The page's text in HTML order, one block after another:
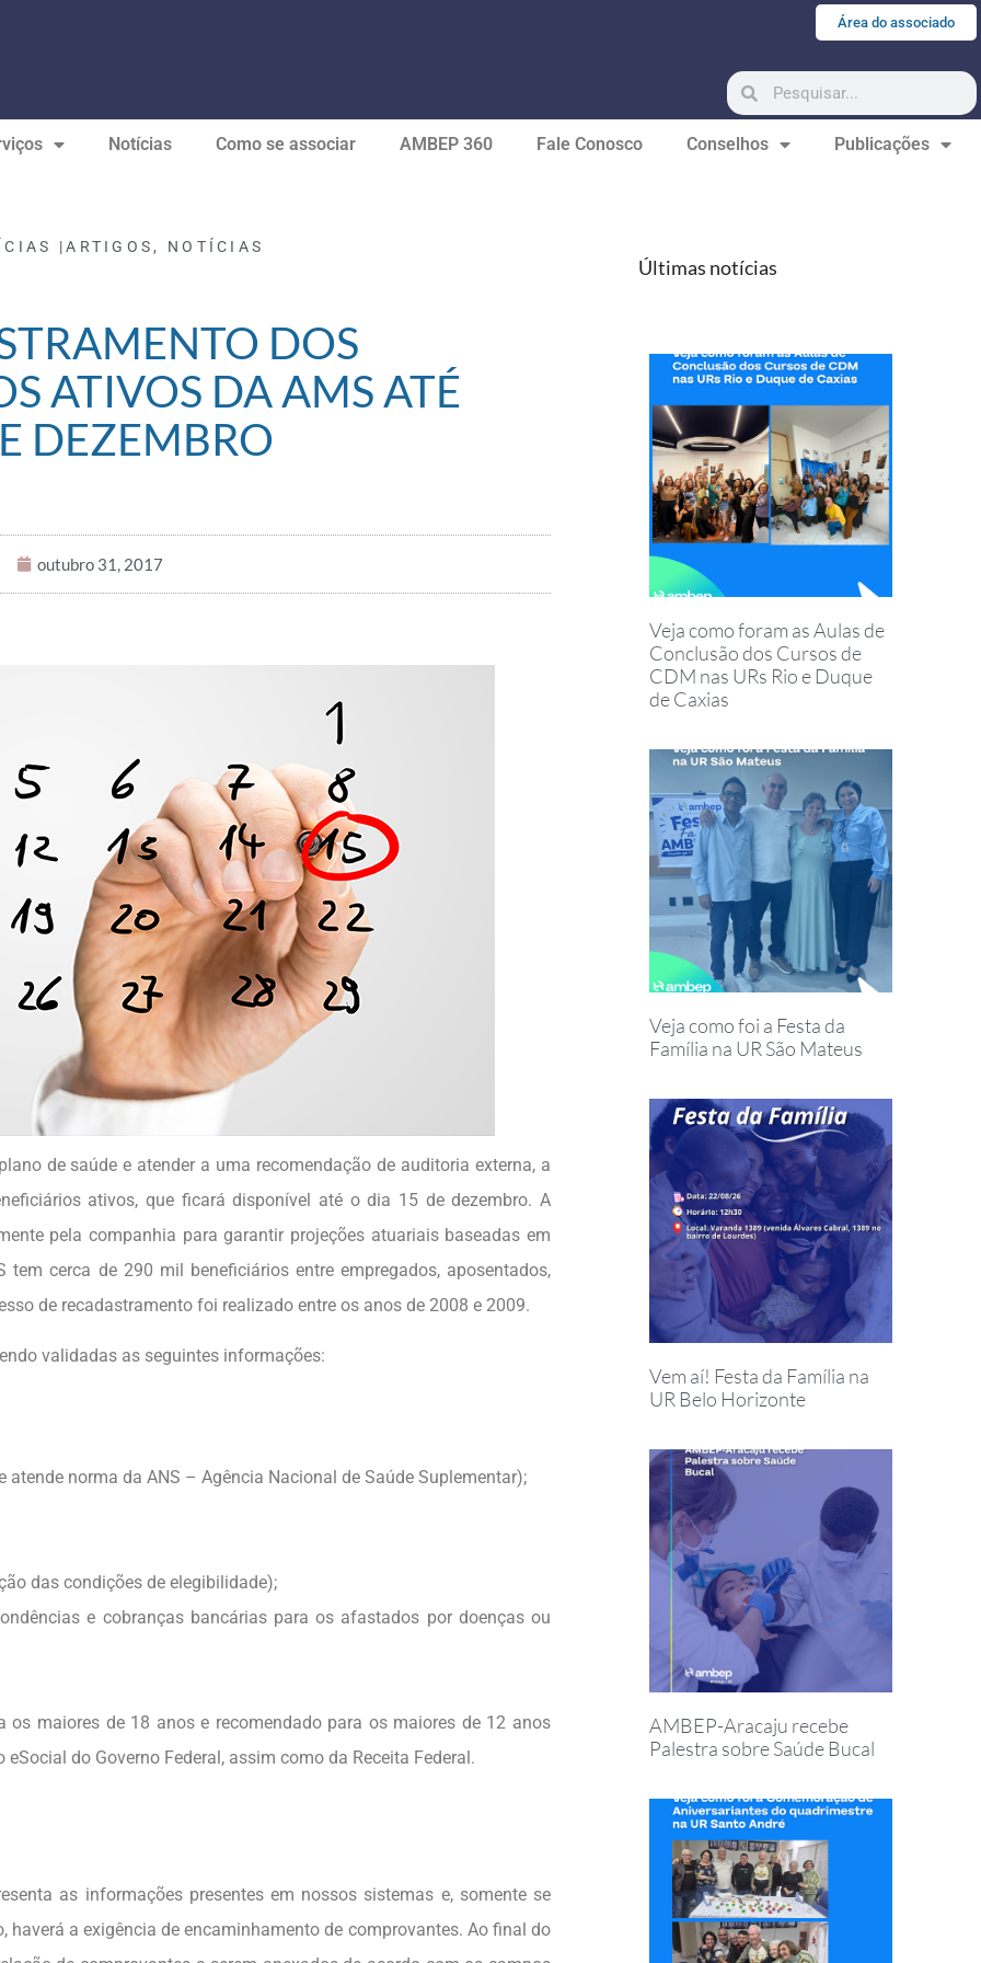
Área do associado
Notícias Como se associar AMBEP 360 Fale Conosco Conselhos Publicações
|ARTIGOS , NOTÍCIAS
DOS
ATIVOS DA AMS ATÉ
DEZEMBRO
outubro 31, 2017
de saúde e atender a uma recomendação de auditoria externa, a
ativos, que ficará disponível até o dia 15 de dezembro. A
pela companhia para garantir projeções atuariais baseadas em
cerca de 290 mil beneficiários entre empregados, aposentados,
de recadastramento foi realizado entre os anos de 2008 e 2009.
validadas as seguintes informações:
norma da ANS – Agência Nacional de Saúde Suplementar);
das condições de elegibilidade);
e cobranças bancárias para os afastados por doenças ou
maiores de 18 anos e recomendado para os maiores de 12 anos
do Governo Federal, assim como da Receita Federal.
as informações presentes em nossos sistemas e, somente se
a exigência de encaminhamento de comprovantes. Ao final do
Últimas notícias
Veja como foram as Aulas de
Conclusão dos Cursos de
CDM nas URs Rio e Duque
de Caxias
Veja como foi a Festa da
Família na UR São Mateus
Vem aí! Festa da Família na
UR Belo Horizonte
AMBEP-Aracaju recebe
Palestra sobre Saúde Bucal